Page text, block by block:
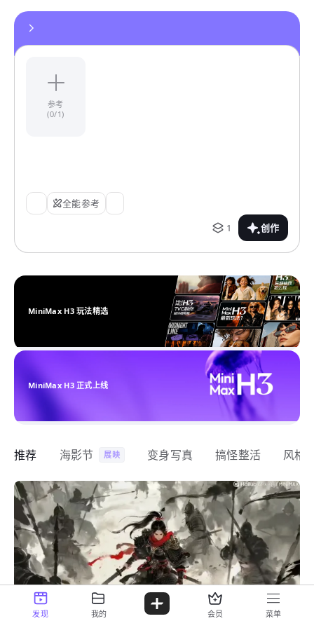
参考
(0/1)
全能参考
1
创作
MiniMax H3 玩法精选
MiniMax H3 正式上线
推荐 海影节 展映 变身写真 搞怪整活 风格
发现 我的 会员 菜单